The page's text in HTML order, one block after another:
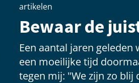
artikelen
Bewaar de
Een aantal jaren
een moeilijke tijd
tegen mij: "We zijn zo blij